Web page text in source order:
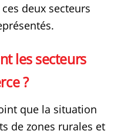
deux secteurs
les secteurs
?
que la situation
de zones rurales et